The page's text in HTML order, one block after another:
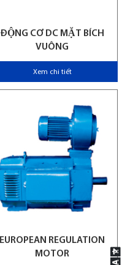
ĐỘNG CƠ DC MẶT BÍCH
VUÔNG
Xem chi tiết
EUROPEAN REGULATION
MOTOR